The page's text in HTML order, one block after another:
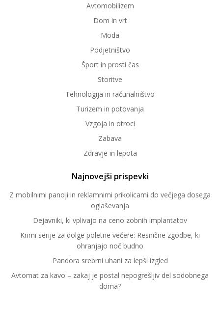
Avtomobilizem
Dom in vrt
Moda
Podjetništvo
Šport in prosti čas
Storitve
Tehnologija in računalništvo
Turizem in potovanja
Vzgoja in otroci
Zabava
Zdravje in lepota
Najnovejši prispevki
Z mobilnimi panoji in reklamnimi prikolicami do večjega dosega
oglaševanja
Dejavniki, ki vplivajo na ceno zobnih implantatov
Krimi serije za dolge poletne večere: Resnične zgodbe, ki
ohranjajo noč budno
Pandora srebrni uhani za lepši izgled
Avtomat za kavo – zakaj je postal nepogrešljiv del sodobnega
doma?